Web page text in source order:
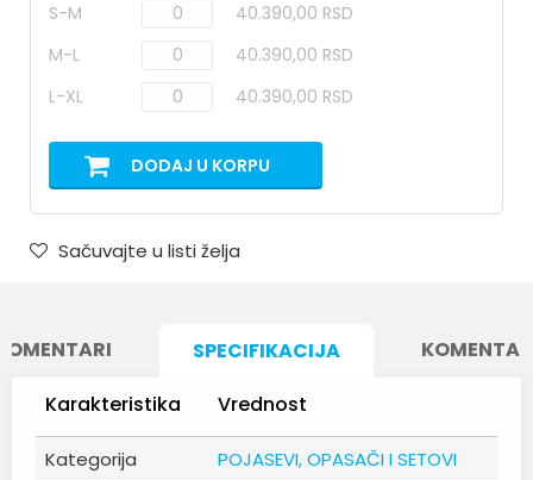
S-M
40.390,00 RSD
M-L
40.390,00 RSD
L-XL
40.390,00 RSD
DODAJ U KORPU
Sačuvajte u listi želja
SPECIFIKACIJA
Karakteristika
Vrednost
Kategorija
POJASEVI, OPASAČI I SETOVI